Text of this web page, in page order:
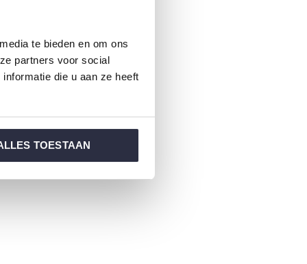
te bieden en om ons
partners voor social
die u aan ze heeft
TOESTAAN